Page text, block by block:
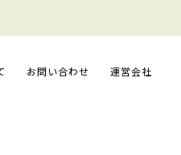
お問い合わせ 運営会社